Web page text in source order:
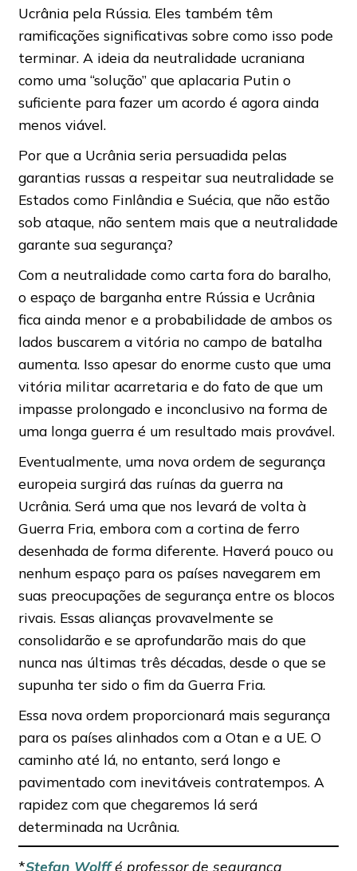
Ucrânia pela Rússia. Eles também têm
ramificações significativas sobre como isso pode
terminar. A ideia da neutralidade ucraniana
como uma “solução” que aplacaria Putin o
suficiente para fazer um acordo é agora ainda
menos viável.
Por que a Ucrânia seria persuadida pelas
garantias russas a respeitar sua neutralidade se
Estados como Finlândia e Suécia, que não estão
sob ataque, não sentem mais que a neutralidade
garante sua segurança?
Com a neutralidade como carta fora do baralho,
o espaço de barganha entre Rússia e Ucrânia
fica ainda menor e a probabilidade de ambos os
lados buscarem a vitória no campo de batalha
aumenta. Isso apesar do enorme custo que uma
vitória militar acarretaria e do fato de que um
impasse prolongado e inconclusivo na forma de
uma longa guerra é um resultado mais provável.
Eventualmente, uma nova ordem de segurança
europeia surgirá das ruínas da guerra na
Ucrânia. Será uma que nos levará de volta à
Guerra Fria, embora com a cortina de ferro
desenhada de forma diferente. Haverá pouco ou
nenhum espaço para os países navegarem em
suas preocupações de segurança entre os blocos
rivais. Essas alianças provavelmente se
consolidarão e se aprofundarão mais do que
nunca nas últimas três décadas, desde o que se
supunha ter sido o fim da Guerra Fria.
Essa nova ordem proporcionará mais segurança
para os países alinhados com a Otan e a UE. O
caminho até lá, no entanto, será longo e
pavimentado com inevitáveis ​​contratempos. A
rapidez com que chegaremos lá será
determinada na Ucrânia.
*Stefan Wolff é professor de segurança